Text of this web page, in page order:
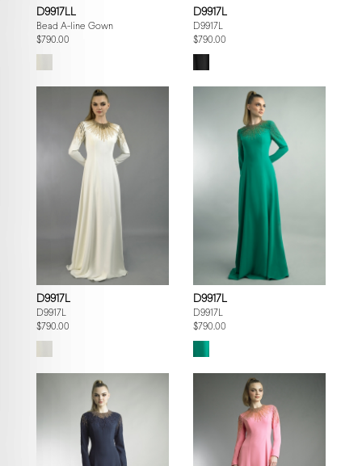
D9917LL
Bead A-line Gown
$790.00
D9917L
D9917L
$790.00
D9917L
D9917L
$790.00
D9917L
D9917L
$790.00